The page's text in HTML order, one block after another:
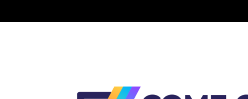
Come Out 4 Europe – kampania skierowana do osób